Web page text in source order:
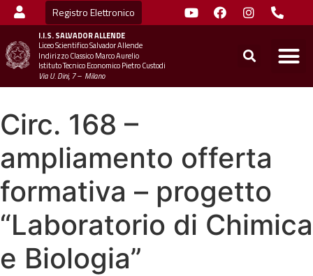
Registro Elettronico
I.I.S.SALVADOR ALLENDE
Liceo Scientifico Salvador Allende
Indirizzo Classico Marco Aurelio
Istituto Tecnico Economico Pietro Custodi
Via U. Dini, 7 – Milano
Circ. 168 –
ampliamento offerta
formativa – progetto
“Laboratorio di Chimica
e Biologia”